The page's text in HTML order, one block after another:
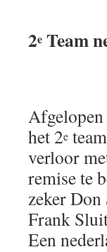
2e Team
Afgelopen
het 2e
verloor
remise te
zeker
Frank
Een